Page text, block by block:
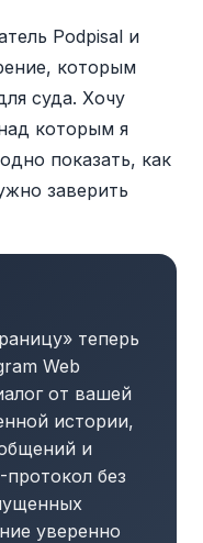
Podpisal и
которым
суда. Хочу
которым я
показать, как
заверить
теперь
Web
от вашей
истории,
и
без
уверенно